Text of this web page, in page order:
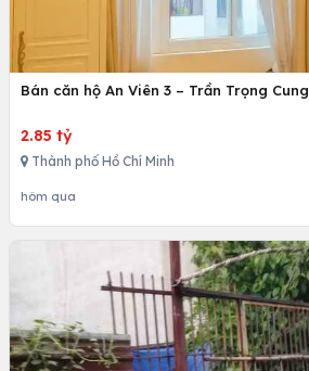
Bán căn hộ An Viên 3 – Trần Trọng
2.85 tỷ
Thành phố Hồ Chí Minh
hôm qua